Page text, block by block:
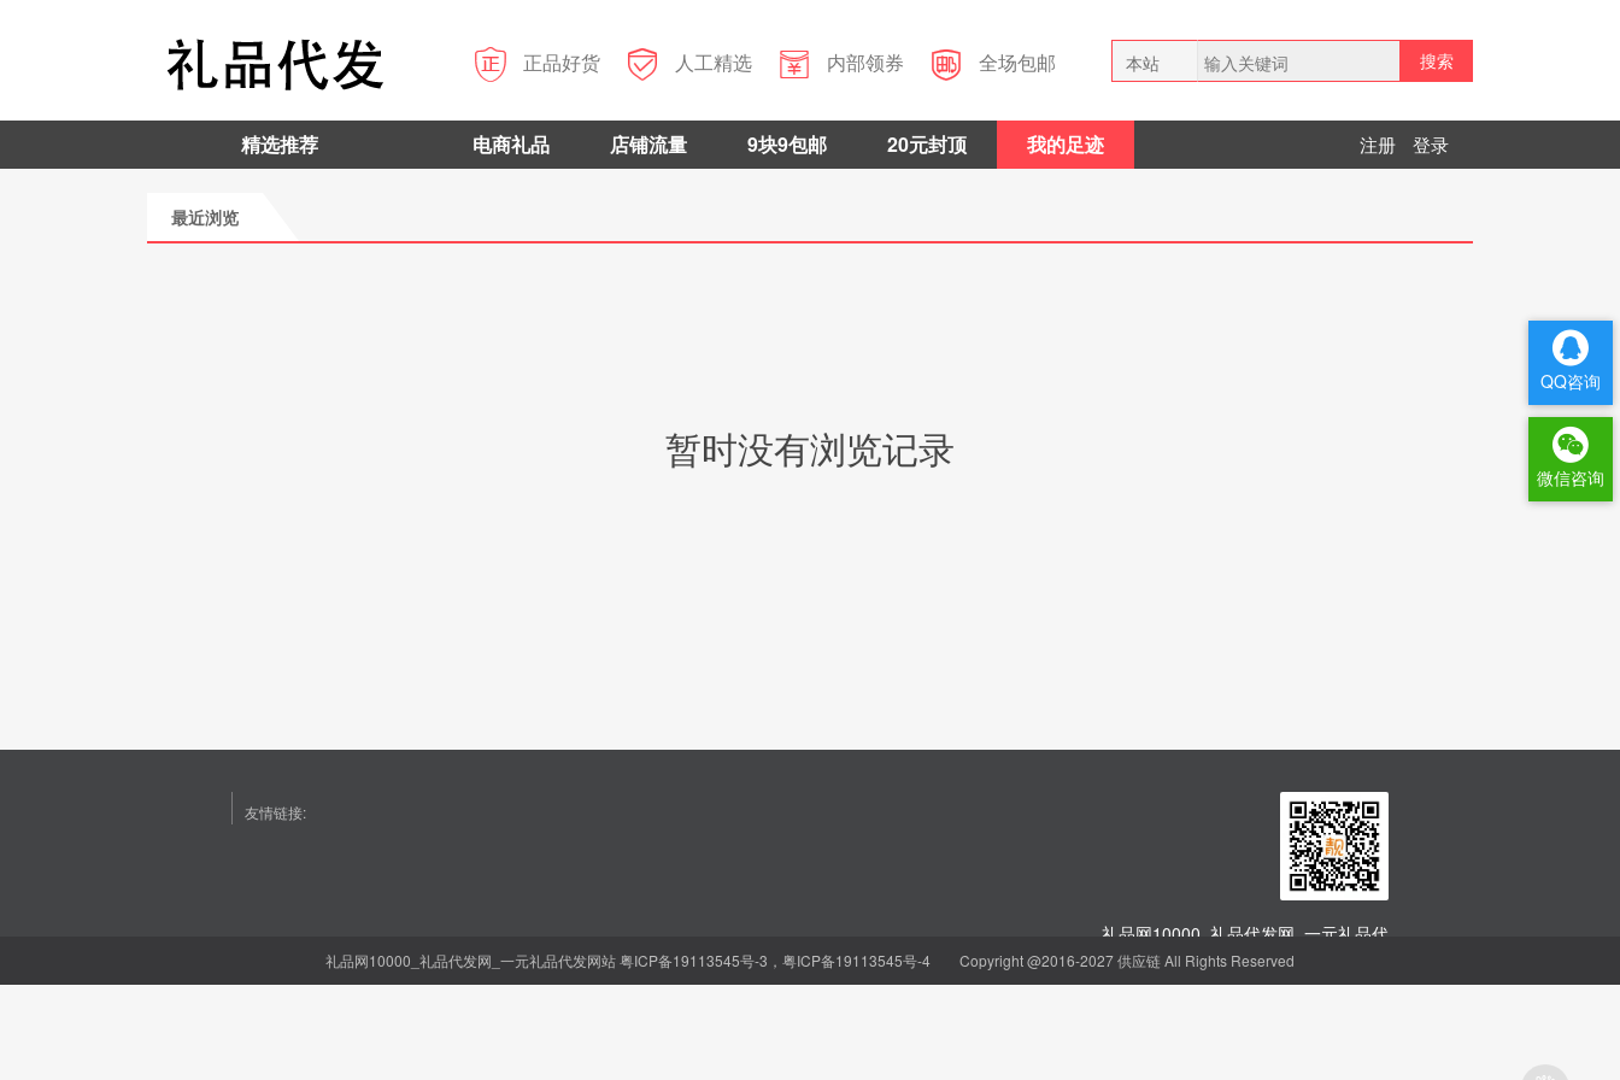
 正品好货  人工精选  内部领券  全场包邮
本站
搜索
精选推荐 电商礼品 店铺流量 9块9包邮 20元封顶 我的足迹 注册 登录
最近浏览
暂时没有浏览记录
友情链接:
礼品网10000_礼品代发网_一元礼品代
聪明的人，都会省钱
购物省钱神器
礼品网10000_礼品代发网_一元礼品代发网站粤ICP备19113545号-3，粤ICP备19113545号-4 Copyright @2016-2027 供应链 All Rights Reserved
QQ咨询
微信咨询